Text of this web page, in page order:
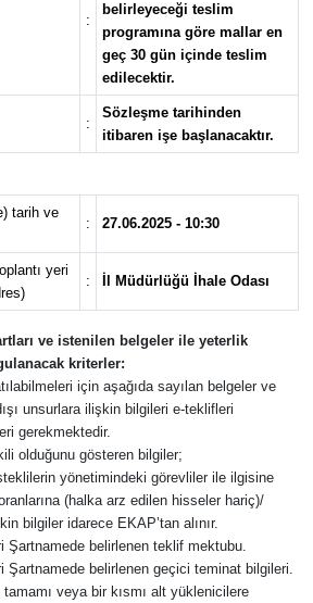
:
belirleyeceği teslim
programına göre mallar en
geç 30 gün içinde teslim
edilecektir.
:
Sözleşme tarihinden
itibaren işe başlanacaktır.
tarih ve
: 27.06.2025 - 10:30
yeri
: İl Müdürlüğü İhale Odası
ve istenilen belgeler ile yeterlik
kriterler:
için aşağıda sayılan belgeler ve
unsurlara ilişkin bilgileri e-teklifleri
gerekmektedir.
olduğunu gösteren bilgiler;
yönetimindeki görevliler ile ilgisine
(halka arz edilen hisseler hariç)/
bilgiler idarece EKAP’tan alınır.
Şartnamede belirlenen teklif mektubu.
Şartnamede belirlenen geçici teminat bilgileri.
veya bir kısmı alt yüklenicilere